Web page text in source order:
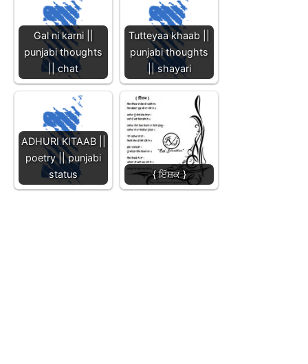
Gal ni karni ||
punjabi thoughts
|| chat
Tutteyaa khaab ||
punjabi thoughts
|| shayari
ADHURI KITAAB ||
poetry || punjabi
status
{ ਇੱਸ਼ਕ }